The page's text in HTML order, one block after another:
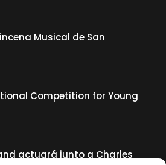
Musical de San
Competition for Young
actuará junto a Charles